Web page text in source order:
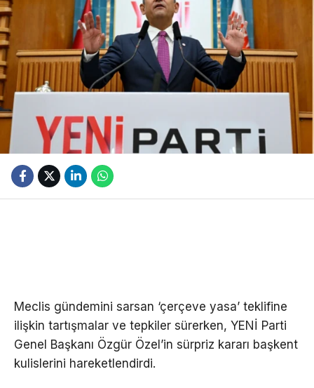
Meclis gündemini sarsan ‘çerçeve yasa’ teklifine
ilişkin tartışmalar ve tepkiler sürerken, YENİ Parti
Genel Başkanı Özgür Özel’in sürpriz kararı başkent
kulislerini hareketlendirdi.